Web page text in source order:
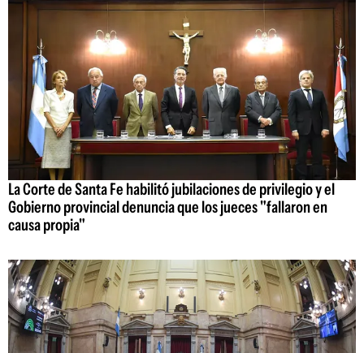
La Corte de Santa Fe habilitó jubilaciones de privilegio y el
Gobierno provincial denuncia que los jueces "fallaron en
causa propia"